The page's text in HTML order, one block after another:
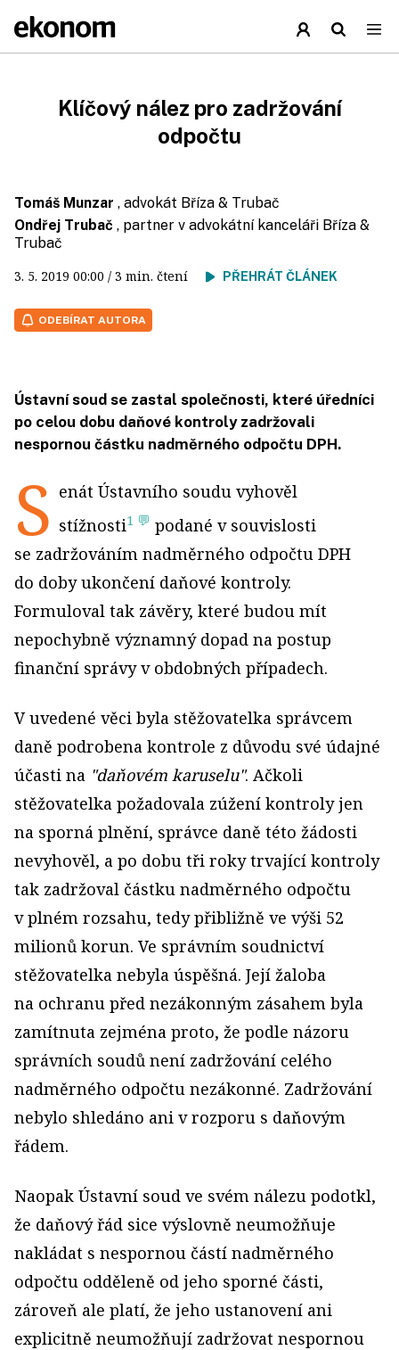
Klíčový nález pro zadržování
odpočtu
Tomáš Munzar , advokát Bříza & Trubač
Ondřej Trubač , partner v advokátní kanceláři Bříza &
Trubač
3. 5. 2019 00:00 / 3 min. čtení PŘEHRÁT ČLÁNEK
ODEBÍRAT AUTORA
Ústavní soud se zastal společnosti, které úředníci
po celou dobu daňové kontroly zadržovali
nespornou částku nadměrného odpočtu DPH.
S enát Ústavního soudu vyhověl
stížnosti1 💬 podané v souvislosti
se zadržováním nadměrného odpočtu DPH
do doby ukončení daňové kontroly.
Formuloval tak závěry, které budou mít
nepochybně významný dopad na postup
finanční správy v obdobných případech.
V uvedené věci byla stěžovatelka správcem
daně podrobena kontrole z důvodu své údajné
účasti na "daňovém karuselu". Ačkoli
stěžovatelka požadovala zúžení kontroly jen
na sporná plnění, správce daně této žádosti
nevyhověl, a po dobu tři roky trvající kontroly
tak zadržoval částku nadměrného odpočtu
v plném rozsahu, tedy přibližně ve výši 52
milionů korun. Ve správním soudnictví
stěžovatelka nebyla úspěšná. Její žaloba
na ochranu před nezákonným zásahem byla
zamítnuta zejména proto, že podle názoru
správních soudů není zadržování celého
nadměrného odpočtu nezákonné. Zadržování
nebylo shledáno ani v rozporu s daňovým
řádem.
Naopak Ústavní soud ve svém nálezu podotkl,
že daňový řád sice výslovně neumožňuje
nakládat s nespornou částí nadměrného
odpočtu odděleně od jeho sporné části,
zároveň ale platí, že jeho ustanovení ani
explicitně neumožňují zadržovat nespornou